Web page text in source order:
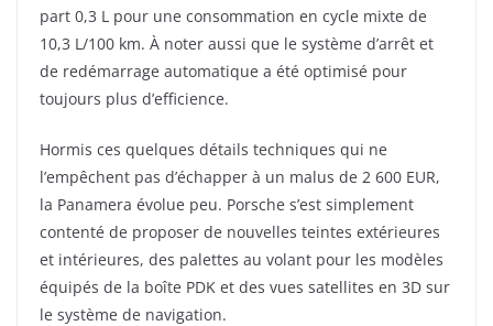
part 0,3 L pour une consommation en cycle mixte de
10,3 L/100 km. À noter aussi que le système d’arrêt et
de redémarrage automatique a été optimisé pour
toujours plus d’efficience.
Hormis ces quelques détails techniques qui ne
l’empêchent pas d’échapper à un malus de 2 600 EUR,
la Panamera évolue peu. Porsche s’est simplement
contenté de proposer de nouvelles teintes extérieures
et intérieures, des palettes au volant pour les modèles
équipés de la boîte PDK et des vues satellites en 3D sur
le système de navigation.